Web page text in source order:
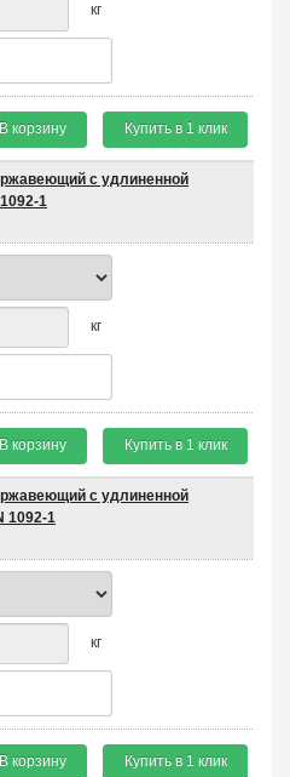
кг
В корзину Купить в 1 клик
с удлиненной
1
кг
В корзину Купить в 1 клик
с удлиненной
1092-1
кг
В корзину Купить в 1 клик